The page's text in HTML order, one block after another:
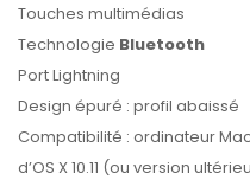
Touches multimédias
Technologie Bluetooth
Port Lightning
Design épuré : profil abaissé
Compatibilité : ordinateur
d’OS X 10.11 (ou version